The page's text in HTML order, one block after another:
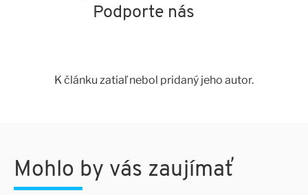
Podporte nás
K článku zatiaľ nebol pridaný jeho autor.
Mohlo by vás zaujímať